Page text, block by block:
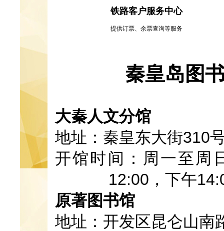
铁路客户服务中心
提供订票、余票查询等服务
秦皇岛图
大秦人文分馆
地址：秦皇东大街310
开馆时间：周一至
12:00，下午
原著图书馆
地址：开发区昆仑山南